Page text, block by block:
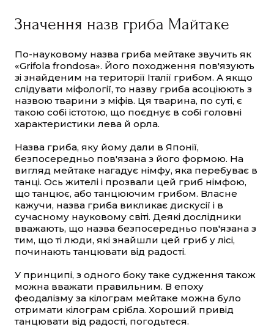
Значення назв гриба Майтаке
По-науковому назва гриба мейтаке звучить як
«Grifola frondosa». Його походження пов'язують
зі знайденим на території Італії грибом. А якщо
слідувати міфології, то назву гриба асоціюють з
назвою тварини з міфів. Ця тварина, по суті, є
такою собі істотою, що поєднує в собі головні
характеристики лева й орла.
Назва гриба, яку йому дали в Японії,
безпосередньо пов'язана з його формою. На
вигляд мейтаке нагадує німфу, яка перебуває в
танці. Ось жителі і прозвали цей гриб німфою,
що танцює, або танцюючим грибом. Власне
кажучи, назва гриба викликає дискусії і в
сучасному науковому світі. Деякі дослідники
вважають, що назва безпосередньо пов'язана з
тим, що ті люди, які знайшли цей гриб у лісі,
починають танцювати від радості.
У принципі, з одного боку таке судження також
можна вважати правильним. В епоху
феодалізму за кілограм мейтаке можна було
отримати кілограм срібла. Хороший привід
танцювати від радості, погодьтеся.